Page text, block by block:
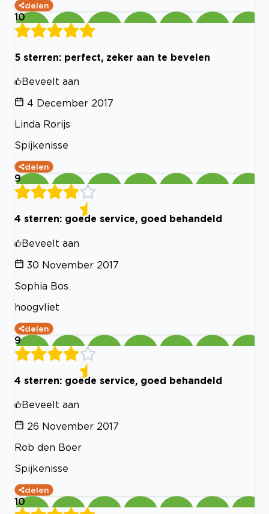
delen
10
5 sterren: perfect, zeker aan te bevelen
Beveelt aan
4 December 2017
Linda Rorijs
Spijkenisse
delen
9
4 sterren: goede service, goed behandeld
Beveelt aan
30 November 2017
Sophia Bos
hoogvliet
delen
9
4 sterren: goede service, goed behandeld
Beveelt aan
26 November 2017
Rob den Boer
Spijkenisse
delen
10